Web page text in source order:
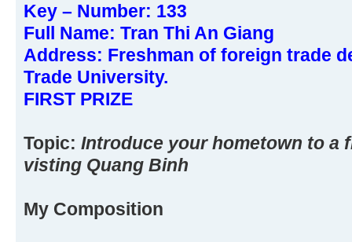
Key – Number: 133
Full Name: Tran Thi An Giang
Address: Freshman of foreign trade
Trade University.
FIRST PRIZE
Topic: Introduce your hometown to a
visting Quang Binh
My Composition